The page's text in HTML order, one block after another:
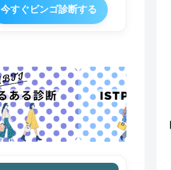
今すぐビンゴ診断する